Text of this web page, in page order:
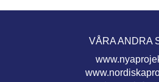
VÅRA ANDRA